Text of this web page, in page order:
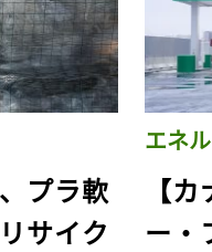
プラ軟
サイク
エネ
【
ー・